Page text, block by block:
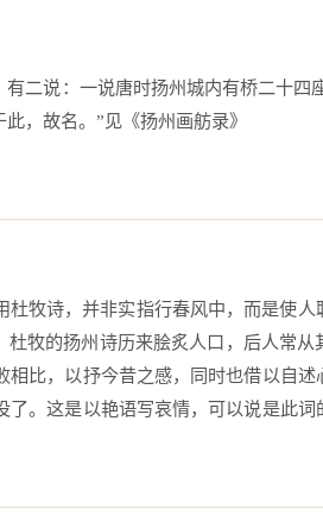
说：一说唐时扬州城内有桥二十四
，故名。”见《扬州画舫录》
牧诗，并非实指行春风中，而是使人
牧的扬州诗历来脍炙人口，后人常从
比，以抒今昔之感，同时也借以自
。这是以艳语写哀情，可以说是此